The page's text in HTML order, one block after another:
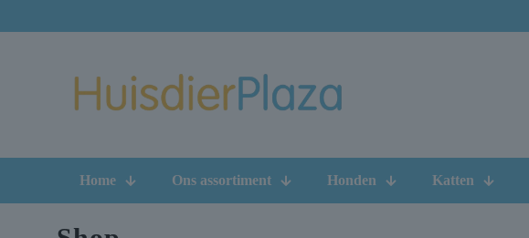
Home Ons assortiment Honden Katten